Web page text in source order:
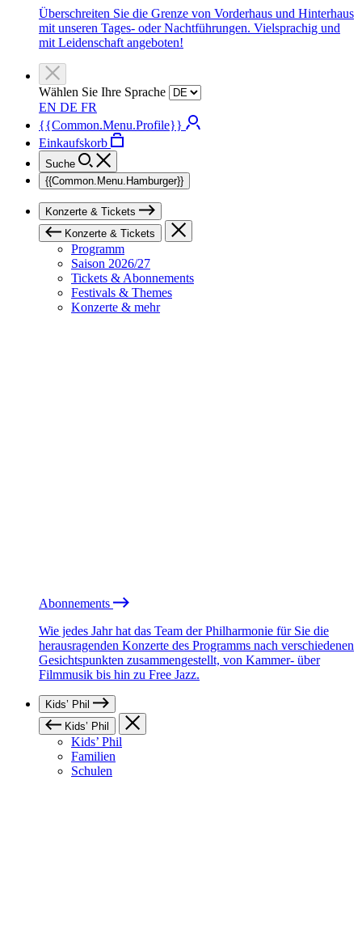
Überschreiten Sie die Grenze von Vorderhaus und Hinterhaus
mit unseren Tages- oder Nachtführungen. Vielsprachig und
mit Leidenschaft angeboten!
Wählen Sie Ihre Sprache
EN DE FR
{{Common.Menu.Profile}}
Einkaufskorb
Suche
{{Common.Menu.Hamburger}}
Konzerte & Tickets
Konzerte & Tickets
Programm
Saison 2026/27
Tickets & Abonnements
Festivals & Themes
Konzerte & mehr
Abonnements
Wie jedes Jahr hat das Team der Philharmonie für Sie die
herausragenden Konzerte des Programms nach verschiedenen
Gesichtspunkten zusammengestellt, von Kammer- über
Filmmusik bis hin zu Free Jazz.
Kids’ Phil
Kids’ Phil
Kids’ Phil
Familien
Schulen